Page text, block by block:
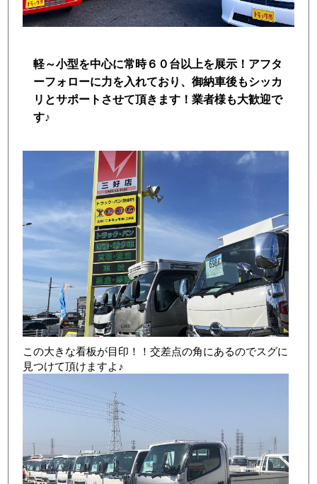
ログイン
軽～小型を中心に常時６０台以上を展示！アフタ
ーフォローに力を入れており、御納車後もシッカ
リとサポートさせて頂きます！業者様も大歓迎で
す♪
この大きな看板が目印！！交差点の角にあるのでスグに
見つけて頂けますよ♪
店舗写真3